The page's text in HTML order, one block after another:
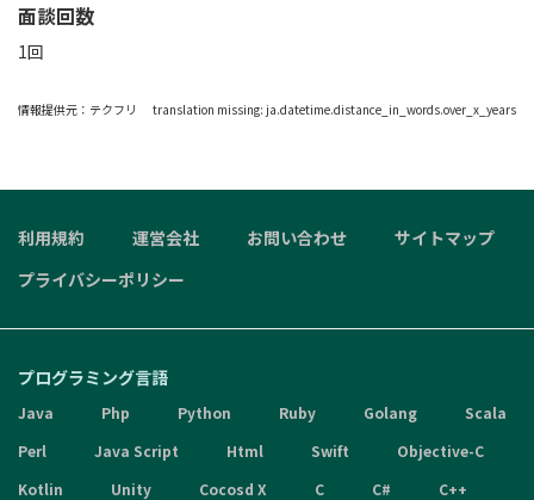
面談回数
1回
情報提供元： テクフリ translation missing: ja.datetime.distance_in_words.over_x_years
利用規約 運営会社 お問い合わせ
サイトマップ
プライバシーポリシー
プログラミング言語
Java Php Python Ruby Golang
Scala
Perl
Java Script Html Swift
Objective-C
Kotlin
Unity Cocosd X C C#
C++